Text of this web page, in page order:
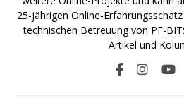
25-jährigen Online-
technischen Betreuung von PF-
Artikel und